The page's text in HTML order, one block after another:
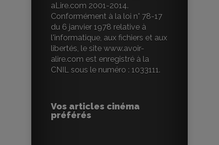
aLire.com 2001-2014.
Conformément à la loi n° 78-17
du 6 janvier 1978 relative à
l'informatique, aux fichiers et aux
libertés, le site www.avoir-
alire.com est enregistré à la
CNIL sous le numéro : 1033111.
Vos articles cinéma
préférés